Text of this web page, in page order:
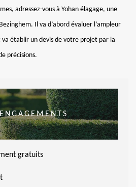
adressez-vous à Yohan élagage, une
Il va d’abord évaluer l’ampleur
établir un devis de votre projet par la
précisions.
gratuits